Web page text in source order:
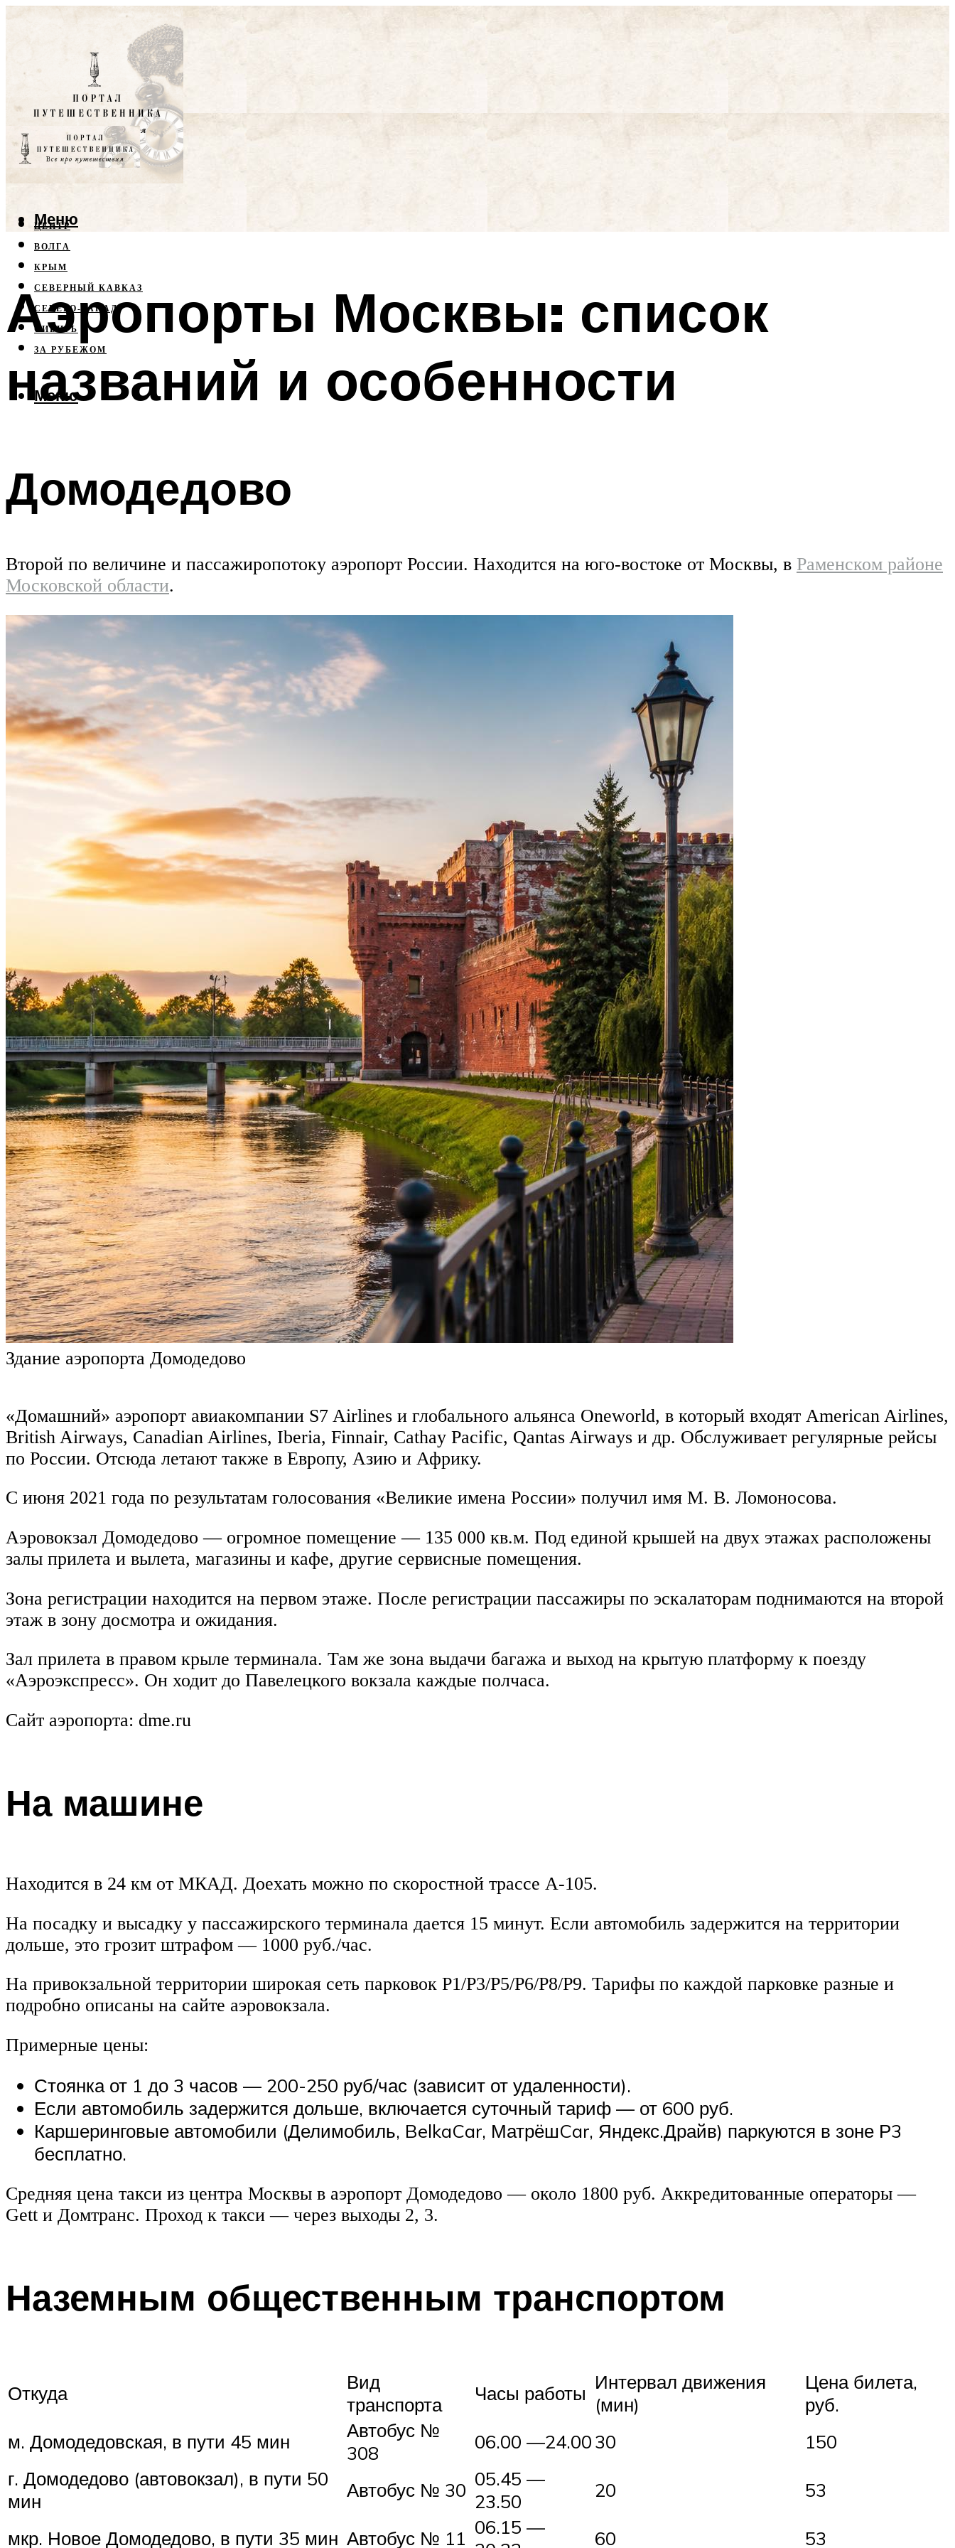
ЦЕНТР
ВОЛГА
КРЫМ
СЕВЕРНЫЙ КАВКАЗ
СЕВЕРО-ЗАПАД
СИБИРЬ
ЗА РУБЕЖОМ
Меню
Меню
Аэропорты Москвы: список
названий и особенности
Домодедово
Второй по величине и пассажиропотоку аэропорт России. Находится на юго-востоке от Москвы, в Раменском районе
Московской области.
Здание аэропорта Домодедово
«Домашний» аэропорт авиакомпании S7 Airlines и глобального альянса Oneworld, в который входят American Airlines,
British Airways, Canadian Airlines, Iberia, Finnair, Cathay Pacific, Qantas Airways и др. Обслуживает регулярные рейсы
по России. Отсюда летают также в Европу, Азию и Африку.
С июня 2021 года по результатам голосования «Великие имена России» получил имя М. В. Ломоносова.
Аэровокзал Домодедово — огромное помещение — 135 000 кв.м. Под единой крышей на двух этажах расположены
залы прилета и вылета, магазины и кафе, другие сервисные помещения.
Зона регистрации находится на первом этаже. После регистрации пассажиры по эскалаторам поднимаются на второй
этаж в зону досмотра и ожидания.
Зал прилета в правом крыле терминала. Там же зона выдачи багажа и выход на крытую платформу к поезду
«Аэроэкспресс». Он ходит до Павелецкого вокзала каждые полчаса.
Сайт аэропорта: dme.ru
На машине
Находится в 24 км от МКАД. Доехать можно по скоростной трассе А-105.
На посадку и высадку у пассажирского терминала дается 15 минут. Если автомобиль задержится на территории
дольше, это грозит штрафом — 1000 руб./час.
На привокзальной территории широкая сеть парковок Р1/Р3/Р5/Р6/Р8/Р9. Тарифы по каждой парковке разные и
подробно описаны на сайте аэровокзала.
Примерные цены:
Стоянка от 1 до 3 часов — 200-250 руб/час (зависит от удаленности).
Если автомобиль задержится дольше, включается суточный тариф — от 600 руб.
Каршеринговые автомобили (Делимобиль, BelkaCar, МатрёшCar, Яндекс.Драйв) паркуются в зоне Р3
бесплатно.
Средняя цена такси из центра Москвы в аэропорт Домодедово — около 1800 руб. Аккредитованные операторы —
Gett и Домтранс. Проход к такси — через выходы 2, 3.
Наземным общественным транспортом
Откуда
Вид
транспорта
Часы работы Интервал движения
(мин)
Цена билета,
руб.
м. Домодедовская, в пути 45 мин
Автобус №
308
06.00 —24.0030
150
г. Домодедово (автовокзал), в пути 50
мин
Автобус № 30 05.45 —
23.50
20 53
мкр. Новое Домодедово, в пути 35 мин Автобус № 11 06.15 —
60 53